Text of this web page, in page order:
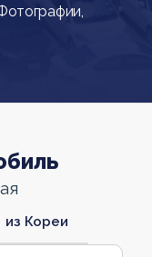
из Кореи